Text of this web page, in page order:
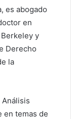
es abogado
en
y
Derecho
la
en temas de